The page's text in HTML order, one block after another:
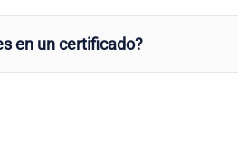
en un certificado?